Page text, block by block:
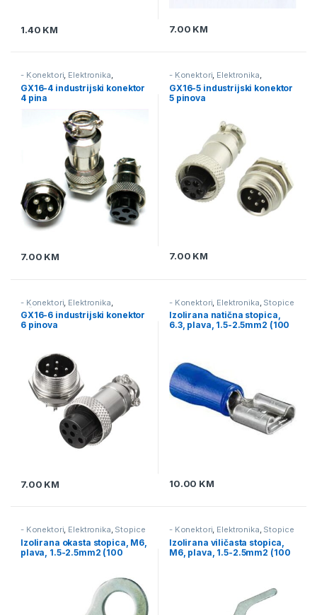
1.40 KM 7.00 KM
- Konektori, Elektronika,
Višepinski / Industrijski
GX16-4 industrijski konektor
4 pina
7.00 KM
- Konektori, Elektronika,
Višepinski / Industrijski
GX16-5 industrijski konektor
5 pinova
7.00 KM
- Konektori Elektronika
Višepinski / Industrijski
GX16-6 industrijski konektor
6 pinova
7.00 KM
- Konektori Elektronika Stopice
i tuljci
Izolirana natična stopica,
6.3, plava, 1.5-2.5mm2 (100
10.00 KM
- Konektori, Elektronika, Stopice
i tuljci
Izolirana okasta stopica, M6,
plava, 1.5-2.5mm2 (100
- Konektori, Elektronika, Stopice
i tuljci
Izolirana viličasta stopica,
M6, plava, 1.5-2.5mm2 (100